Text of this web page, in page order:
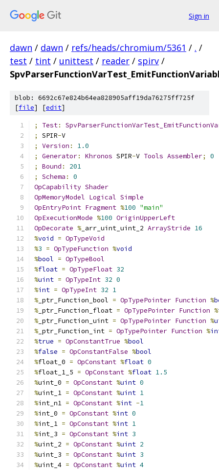
Sign in
dawn / dawn / refs/heads/chromium/5361 / . /
test / tint / unittest / reader / spirv /
blob: 6692c67e824b64ea828905aff19da76275ff725f
[file] [edit]
; Test:
;
SPIR-V
;
Version :
1.0
;
Generator: Khronos SPIR-V Tools Assembler;
0
;
Bound :
201
;
Schema :
0
OpCapability Shader
OpMemoryModel Logical Simple
OpEntryPoint Fragment %100 "main"
OpExecutionMode %100 OriginUpperLeft
OpDecorate % _arr_uint_uint_2 ArrayStride 16
%void = OpTypeVoid
%3 = OpTypeFunction %void
%bool = OpTypeBool
%float = OpTypeFloat 32
%uint = OpTypeInt 32 0
%int = OpTypeInt 32 1
% _ptr_Function_bool = OpTypePointer Function %
% _ptr_Function_float = OpTypePointer Function %
% _ptr_Function_uint = OpTypePointer Function %
% _ptr_Function_int = OpTypePointer Function %
%true = OpConstantTrue %bool
%false = OpConstantFalse %bool
%float_0 = OpConstant %float 0
%float_1_5 = OpConstant %float 1.5
%uint_0 = OpConstant %uint 0
%uint_1 = OpConstant %uint 1
%int_n1 = OpConstant %int -1
%int_0 = OpConstant %int 0
%int_1 = OpConstant %int 1
%int_3 = OpConstant %int 3
%uint_2 = OpConstant %uint 2
%uint_3 = OpConstant %uint 3
%uint_4 = OpConstant %uint 4